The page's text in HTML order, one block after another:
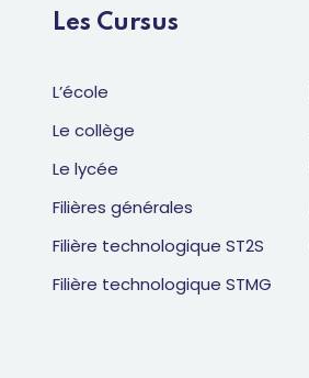
Les Cursus
L’école
Le collège
Le lycée
Filières générales
Filière technologique ST2S
Filière technologique STMG